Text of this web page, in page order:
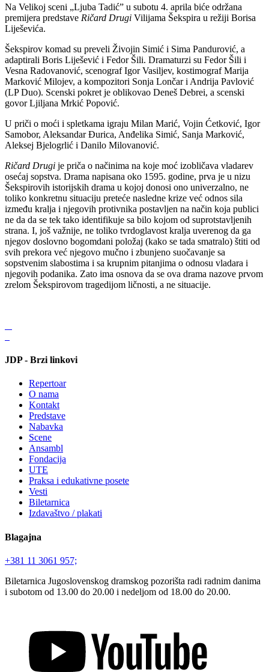
Na Velikoj sceni „Ljuba Tadić” u subotu 4. aprila biće održana
premijera predstave Ričard Drugi Vilijama Šekspira u režiji Borisa
Liješevića.
Šekspirov komad su preveli Živojin Simić i Sima Pandurović, a
adaptirali Boris Liješević i Fedor Šili. Dramaturzi su Fedor Šili i
Vesna Radovanović, scenograf Igor Vasiljev, kostimograf Marija
Marković Milojev, a kompozitori Sonja Lončar i Andrija Pavlović
(LP Duo). Scenski pokret je oblikovao Deneš Debrei, a scenski
govor Ljiljana Mrkić Popović.
U priči o moći i spletkama igraju Milan Marić, Vojin Ćetković, Igor
Samobor, Aleksandar Đurica, Anđelika Simić, Sanja Marković,
Aleksej Bjelogrlić i Danilo Milovanović.
Ričard Drugi je priča o načinima na koje moć izobličava vladarev
osećaj sopstva. Drama napisana oko 1595. godine, prva je u nizu
Šekspirovih istorijskih drama u kojoj donosi ono univerzalno, ne
toliko konkretnu situaciju preteće nasledne krize već odnos sila
između kralja i njegovih protivnika postavljen na način koja publici
ne da da se tek tako identifikuje sa bilo kojom od suprotstavljenih
strana. I, još važnije, ne toliko tvrdoglavost kralja uverenog da ga
njegov doslovno bogomdani položaj (kako se tada smatralo) štiti od
svih prekora već njegovo mučno i zbunjeno suočavanje sa
sopstvenim slabostima i sa krupnim pitanjima o odnosu vladara i
njegovih podanika. Zato ima osnova da se ova drama nazove prvom
zrelom Šekspirovom tragedijom ličnosti, a ne situacije.
JDP - Brzi linkovi
Repertoar
O nama
Kontakt
Predstave
Nabavka
Scene
Ansambl
Fondacija
UTE
Praksa i edukativne posete
Vesti
Biletarnica
Izdavaštvo / plakati
Blagajna
+381 11 3061 957;
Biletarnica Jugoslovenskog dramskog pozorišta radi radnim danima
i subotom od 13.00 do 20.00 i nedeljom od 18.00 do 20.00.